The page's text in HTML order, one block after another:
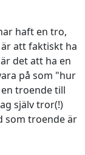
haft en tro,
att faktiskt ha
det att ha en
på som "hur
troende till
själv tror(!)
som troende är